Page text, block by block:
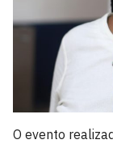
O evento